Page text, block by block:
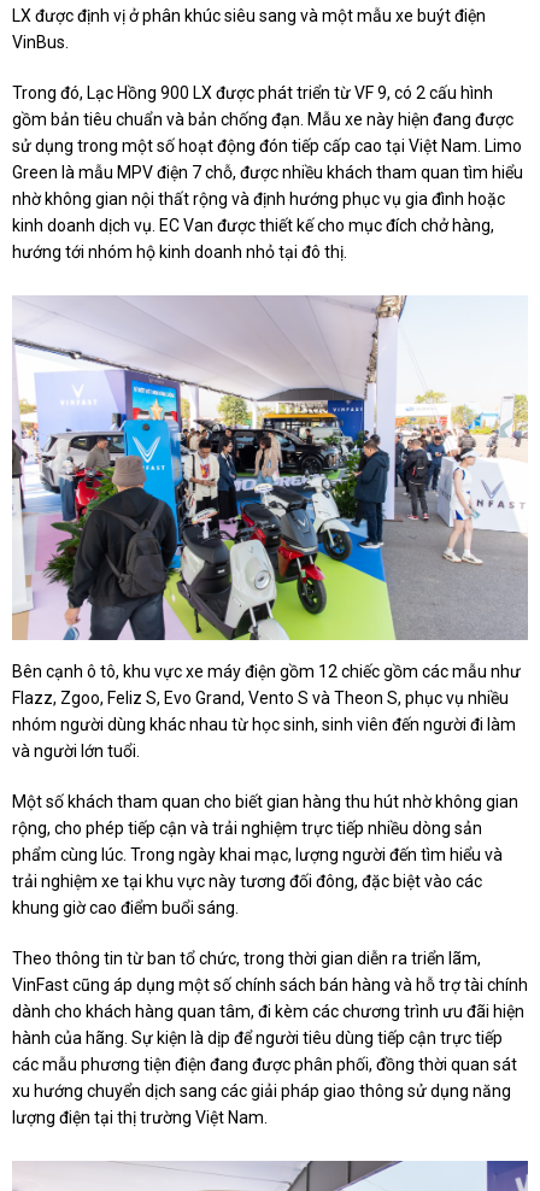
LX được định vị ở phân khúc siêu sang và một mẫu xe buýt điện
VinBus.
Trong đó, Lạc Hồng 900 LX được phát triển từ VF 9, có 2 cấu hình
gồm bản tiêu chuẩn và bản chống đạn. Mẫu xe này hiện đang được
sử dụng trong một số hoạt động đón tiếp cấp cao tại Việt Nam. Limo
Green là mẫu MPV điện 7 chỗ, được nhiều khách tham quan tìm hiểu
nhờ không gian nội thất rộng và định hướng phục vụ gia đình hoặc
kinh doanh dịch vụ. EC Van được thiết kế cho mục đích chở hàng,
hướng tới nhóm hộ kinh doanh nhỏ tại đô thị.
Bên cạnh ô tô, khu vực xe máy điện gồm 12 chiếc gồm các mẫu như
Flazz, Zgoo, Feliz S, Evo Grand, Vento S và Theon S, phục vụ nhiều
nhóm người dùng khác nhau từ học sinh, sinh viên đến người đi làm
và người lớn tuổi.
Một số khách tham quan cho biết gian hàng thu hút nhờ không gian
rộng, cho phép tiếp cận và trải nghiệm trực tiếp nhiều dòng sản
phẩm cùng lúc. Trong ngày khai mạc, lượng người đến tìm hiểu và
trải nghiệm xe tại khu vực này tương đối đông, đặc biệt vào các
khung giờ cao điểm buổi sáng.
Theo thông tin từ ban tổ chức, trong thời gian diễn ra triển lãm,
VinFast cũng áp dụng một số chính sách bán hàng và hỗ trợ tài chính
dành cho khách hàng quan tâm, đi kèm các chương trình ưu đãi hiện
hành của hãng. Sự kiện là dịp để người tiêu dùng tiếp cận trực tiếp
các mẫu phương tiện điện đang được phân phối, đồng thời quan sát
xu hướng chuyển dịch sang các giải pháp giao thông sử dụng năng
lượng điện tại thị trường Việt Nam.